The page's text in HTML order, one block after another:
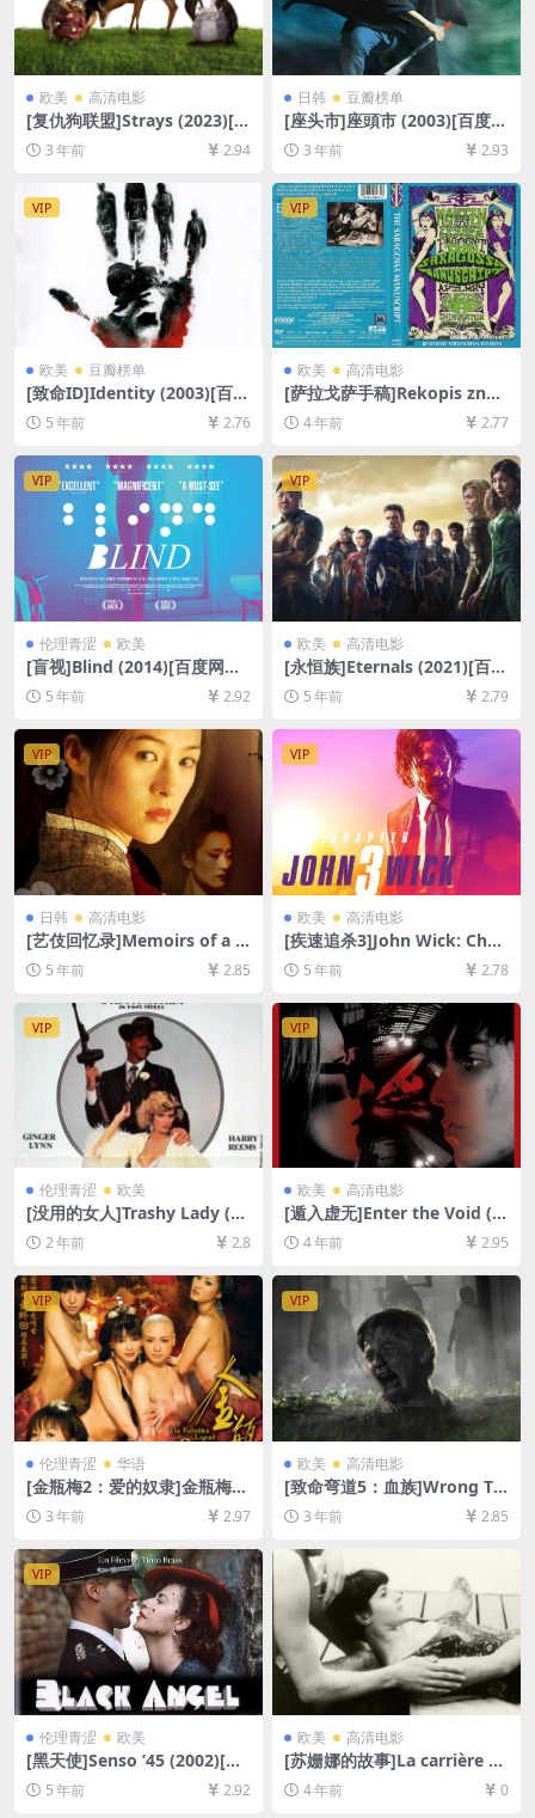
欧美 高清电影
[复仇狗联盟]Strays (2023)[百
度网盘+夸克网盘1080P超清
未删减资源][网盘在线播放/下
3 年前 2.94
日韩 豆瓣榜单
[座头市]座頭市 (2003)[百度网
盘+夸克网盘1080P超清未删
减资源][网盘在线播放/下载]
3 年前 2.93
VIP
欧美 豆瓣榜单
[致命ID]Identity (2003)[百度
网盘+迅雷云盘资源1080P超
清未删减][MP4/5.7GB][中英
字幕]
5 年前 2.76
VIP
欧美 高清电影
[萨拉戈萨手稿]Rekopis znal
eziony w Saragossie (1965)
[百度网盘+迅雷云盘资源1080
P超清未删减][MP4/11GB][中
文字幕]
4 年前 2.77
VIP
伦理青涩 欧美
[盲视]Blind (2014)[百度网盘
+迅雷云盘资源1080P超清未
删减][MP4/6.1GB][中文字幕]
5 年前 2.92
VIP
欧美 高清电影
[永恒族]Eternals (2021)[百度
网盘+迅雷云盘资源1080P超
清未删减][MP4/10GB][中文
字幕]
5 年前 2.79
VIP
日韩 高清电影
[艺伎回忆录]Memoirs of a G
eisha (2005)[百度网盘+迅雷
云盘资源1080P超清未删减]
频文件+防和谐压缩包（含解
压密码）】
5 年前 2.85
VIP
欧美 高清电影
[疾速追杀3]John Wick: Chap
ter 3 – Parabellum (2019)
[百度网盘+迅雷云盘资源1080
英字幕]
5 年前 2.78
VIP
伦理青涩 欧美
[没用的女人]Trashy Lady (19
85)[百度网盘+夸克网盘1080P
超清未删减资源][网盘下载][M
P4/5.4GB][中文字幕]【手机/
平板无法在线播放，请使用电
脑下载防和谐压缩包（含解压
密码）】
2 年前 2.8
VIP
欧美 高清电影
[遁入虚无]Enter the Void (2
009)[百度网盘+迅雷云盘+夸
克网盘资源1080P超清未删减]
[MP4/10GB][中文字幕]
4 年前 2.95
VIP
伦理青涩 华语
[金瓶梅2：爱的奴隶]金瓶梅Ⅱ
愛的奴隸 (2009)[百度网盘+夸
克网盘1080P超清未删减资源]
[网盘下载][MP4/5.7GB][粤语
中字]【手机/平板无法在线播
放，请使用电脑下载防和谐压
缩包（含解压密码）】
3 年前 2.97
VIP
欧美 高清电影
[致命弯道5：血族]Wrong Tu
rn 5: Bloodlines (2012)[百度
网盘+迅雷云盘资源1080P超
清未删减][MP4/5GB][中英字
幕]
3 年前 2.85
VIP
伦理青涩 欧美
[黑天使]Senso ’45 (2002)[百
度网盘+迅雷云盘资源1080P
超清未删减][MP4/8.1GB][原
5 年前 2.92
欧美 高清电影
[苏姗娜的故事]La carrière de
Suzanne (1963)[百度网盘+迅
雷云盘资源1080P超清未删减]
4 年前 0